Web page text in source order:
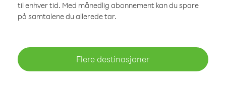
til enhver tid. Med månedlig abonnement kan du spare
på samtalene du allerede tar.
Flere destinasjoner